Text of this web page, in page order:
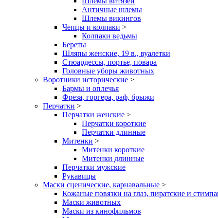
Античные шлемы
Шлемы викингов
Чепцы и колпаки >
Колпаки ведьмы
Береты
Шляпы женские, 19 в., вуалетки
Стюардессы, портье, повара
Головные уборы животных
Воротники исторические >
Бармы и оплечья
Фреза, горгера, раф, брыжи
Перчатки >
Перчатки женские >
Перчатки короткие
Перчатки длинные
Митенки >
Митенки короткие
Митенки длинные
Перчатки мужские
Рукавицы
Маски сценические, карнавальные >
Кожаные повязки на глаз, пиратские и
Маски животных
Маски из кинофильмов